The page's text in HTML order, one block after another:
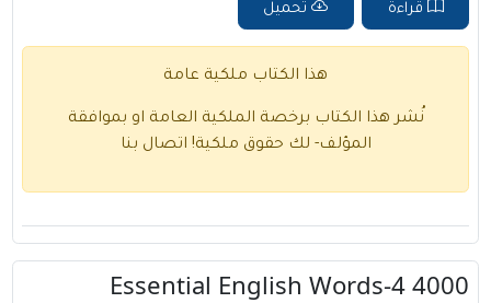
قراءة تحميل
هذا الكتاب ملكية عامة
نُشر هذا الكتاب برخصة الملكية العامة او بموافقة
المؤلف- لك حقوق ملكية! اتصال بنا
4000 4-Essential English Words